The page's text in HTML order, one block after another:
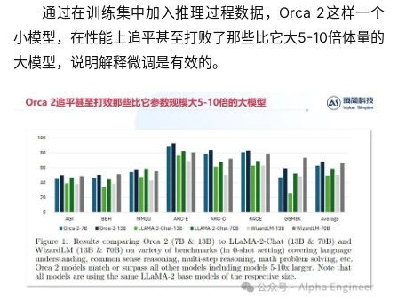
通过在训练集中加入推理过程数据，Orca 2这样一个
小模型，在性能上追平甚至打败了那些比它大5-10倍体量的
大模型，说明解释微调是有效的。